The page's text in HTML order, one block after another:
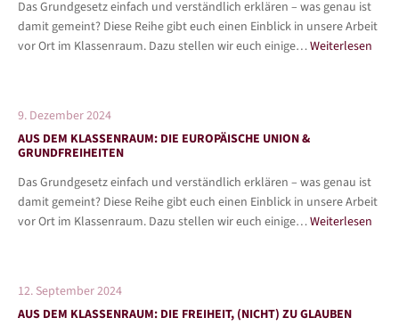
Das Grundgesetz einfach und verständlich erklären – was genau ist
damit gemeint? Diese Reihe gibt euch einen Einblick in unsere Arbeit
vor Ort im Klassenraum. Dazu stellen wir euch einige…Weiterlesen
9. Dezember 2024
AUS DEM KLASSENRAUM: DIE EUROPÄISCHE UNION &
GRUNDFREIHEITEN
Das Grundgesetz einfach und verständlich erklären – was genau ist
damit gemeint? Diese Reihe gibt euch einen Einblick in unsere Arbeit
vor Ort im Klassenraum. Dazu stellen wir euch einige…Weiterlesen
12. September 2024
AUS DEM KLASSENRAUM: DIE FREIHEIT, (NICHT) ZU GLAUBEN